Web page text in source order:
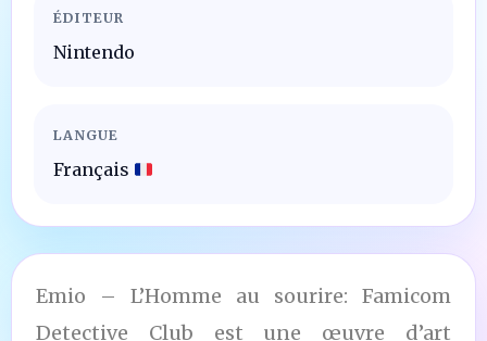
ÉDITEUR
Nintendo
LANGUE
Français
Emio – L’Homme au sourire: Famicom
Detective Club est une œuvre d’art